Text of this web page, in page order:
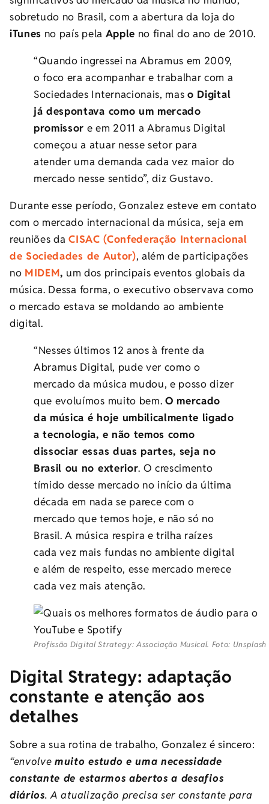
sobretudo no Brasil, com a abertura da loja do
iTunes no país pela Apple no final do ano de 2010.
“Quando ingressei na Abramus em 2009,
o foco era acompanhar e trabalhar com a
Sociedades Internacionais, maso Digital
já despontava como um mercado
promissor e em 2011 a Abramus Digital
começou a atuar nesse setor para
atender uma demanda cada vez maior do
mercado nesse sentido”, diz Gustavo.
Durante esse período, Gonzalez esteve em contato
com o mercado internacional da música, seja em
reuniões daCISAC (Confederação Internacional
de Sociedades de Autor), além de participações
no MIDEM, um dos principais eventos globais da
música. Dessa forma, o executivo observava como
o mercado estava se moldando ao ambiente
digital.
“Nesses últimos 12 anos à frente da
Abramus Digital, pude ver como o
mercado da música mudou, e posso dizer
que evoluímos muito bem. O mercado
da música é hoje umbilicalmente ligado
a tecnologia, e não temos como
dissociar essas duas partes, seja no
Brasil ou no exterior. O crescimento
tímido desse mercado no início da última
década em nada se parece com o
mercado que temos hoje, e não só no
Brasil. A música respira e trilha raízes
cada vez mais fundas no ambiente digital
e além de respeito, esse mercado merece
cada vez mais atenção.
Profissão Digital Strategy: Associação Musical. Foto: Unsplash
Digital Strategy: adaptação
constante e atenção aos
detalhes
Sobre a sua rotina de trabalho, Gonzalez é sincero:
“envolvemuito estudo e uma necessidade
constante de estarmos abertos a desafios
diários. A atualização precisa ser constante para